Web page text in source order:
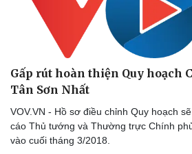
Gấp rút hoàn thiện Quy hoạch
Tân Sơn Nhất
VOV.VN - Hồ sơ điều chỉnh Quy hoạch
cáo Thủ tướng và Thường trực Chính
vào cuối tháng 3/2018.